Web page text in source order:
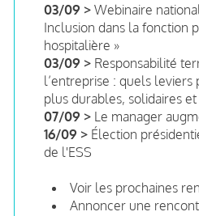
03/09 > Webinaire
Inclusion dans la fonction
hospitalière »
03/09 > Responsabilité
l’entreprise : quels
plus durables, solidaires et
07/09 > Le manager
16/09 > Élection
de l'ESS
Voir les prochaines
Annoncer une